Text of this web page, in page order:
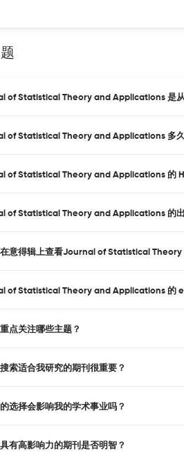
of Statistical Theory and Applications 是从
of Statistical Theory and Applications 多久
of Statistical Theory and Applications 的 H
of Statistical Theory and Applications 的出
意得辑上查看Journal of Statistical
of Statistical Theory and Applications 的
点关注哪些主题？
索适合我研究的期刊很重要？
选择会影响我的学术事业吗？
有高影响力的期刊是否明智？